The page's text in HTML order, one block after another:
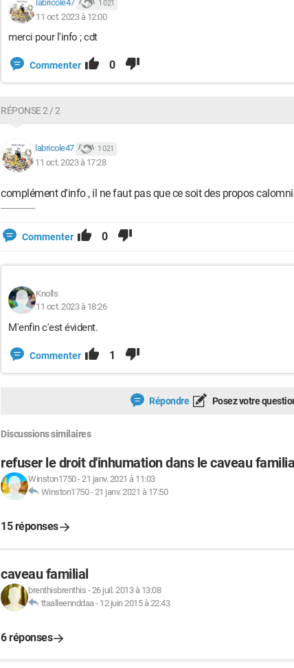
labricole47 1 021
11 oct. 2023 à 12:00
merci pour l'info ; cdt
Commenter 0
RÉPONSE 2 / 2
labricole47 1 021
11 oct. 2023 à 17:28
complément d'info , il ne faut pas que ce soit des propos
Commenter 0
Knolls
11 oct. 2023 à 18:26
M'enfin c'est évident.
Commenter 1
Répondre Posez votre
Discussions similaires
refuser le droit d'inhumation dans le caveau
Winston1750-21 janv. 2021 à 11:03
Winston1750-21 janv. 2021 à 17:50
15 réponses
caveau familial
brenthisbrenthis -26 juil. 2013 à 13:08
ttaalleennddaa- 12 juin 2015 à 22:43
6 réponses